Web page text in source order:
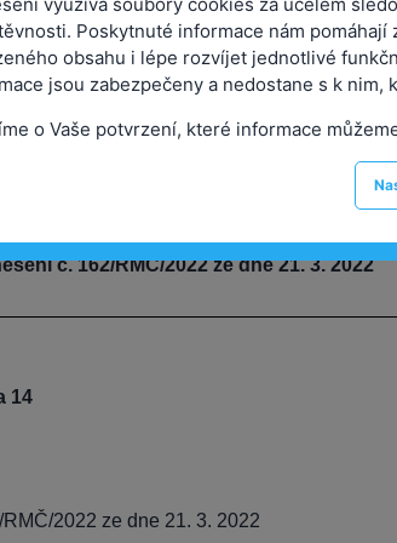
jednání Rady městské části
konané dne 11.09.2023
č. 559/RMČ/2023
č. 162/RMČ/2022 ze dne 21. 3. 2022
14
2022 ze dne 21. 3. 2022
Poskytnuté informace nám pomáhají
obsahu i lépe rozvíjet jednotlivé
jsou zabezpečeny a nedostane s k nim,
o Vaše potvrzení, které informace